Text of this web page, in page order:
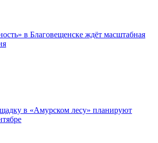
в Благовещенске ждёт масштабная
в «Амурском лесу» планируют